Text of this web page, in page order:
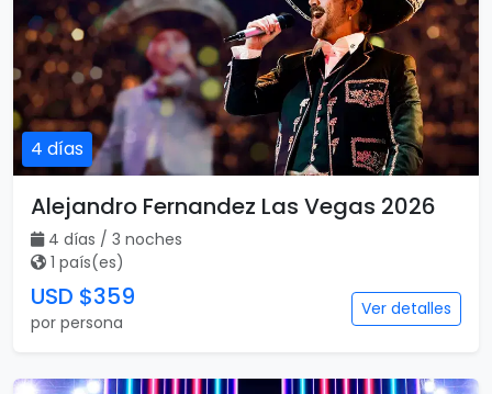
4 días
Alejandro Fernandez Las Vegas 2026
4 días / 3 noches
1 país(es)
USD $359
por persona
Ver detalles